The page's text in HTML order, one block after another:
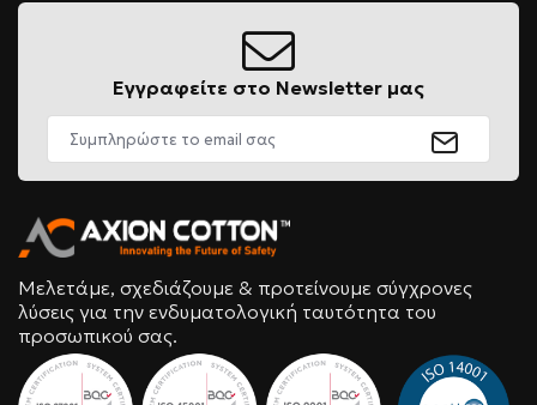
Εγγραφείτε στο Newsletter μας
Μελετάμε, σχεδιάζουμε & προτείνουμε σύγχρονες
λύσεις για την ενδυματολογική ταυτότητα του
προσωπικού σας.